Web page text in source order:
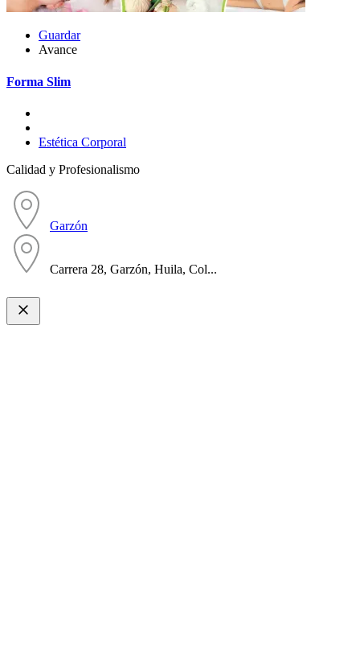
Guardar
Avance
Forma Slim
Estética Corporal
Calidad y Profesionalismo
Garzón
Carrera 28, Garzón, Huila, Col...